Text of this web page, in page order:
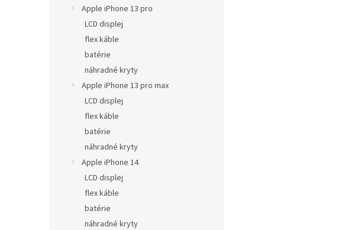
Apple iPhone 13 pro
LCD displej
flex káble
batérie
náhradné kryty
Apple iPhone 13 pro max
LCD displej
flex káble
batérie
náhradné kryty
Apple iPhone 14
LCD displej
flex káble
batérie
náhradné kryty